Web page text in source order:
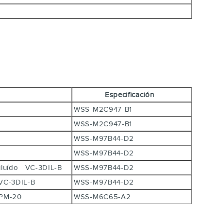
Especificación
WSS-M2C947-B1
WSS-M2C947-B1
WSS-M97B44-D2
WSS-M97B44-D2
VC-3DIL-B
WSS-M97B44-D2
3DIL-B
WSS-M97B44-D2
20
WSS-M6C65-A2